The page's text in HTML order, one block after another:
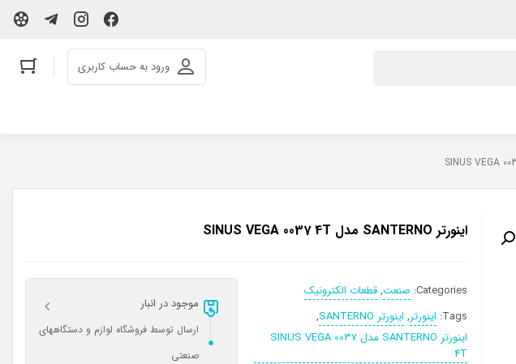
ورود به حساب کاربری
اینورتر SANTERNO مدل SINUS VEGA 0037 4T
Categories: صنعت,قطعات الکترونیک
Tags: اینورتر, اینورتر SANTERNO
,
اینورتر SANTERNO مدل SINUS VEGA 0037
4T
موجود در انبار
ارسال توسط فروشگاه لوازم و دستگاههای
صنعتی